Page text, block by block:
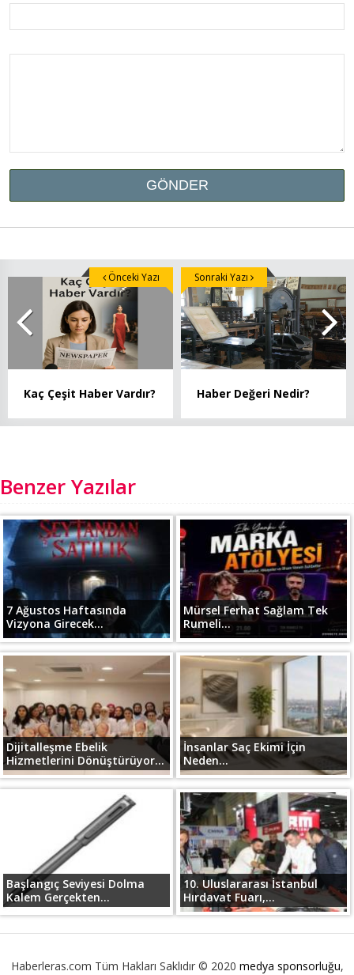
Kaç Çeşit Haber Vardır?
Önceki Yazı
Haber Değeri Nedir?
Sonraki Yazı
Benzer Yazılar
7 Ağustos Haftasında
Vizyona Girecek...
Mürsel Ferhat Sağlam Tek
Rumeli...
Dijitalleşme Ebelik
Hizmetlerini Dönüştürüyor...
İnsanlar Saç Ekimi İçin
Neden...
Başlangıç Seviyesi Dolma
Kalem Gerçekten...
10. Uluslararası İstanbul
Hırdavat Fuarı,...
Haberleras.com Tüm Hakları Saklıdır © 2020 medya sponsorluğu,